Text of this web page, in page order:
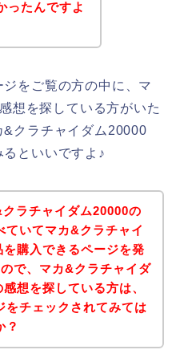
ったんですよ
をご覧の方の中に、マ
想を探している方がいた
&クラチャイダム20000
といいですよ♪
ラチャイダム20000の
ていてマカ&クラチャイ
購入できるページを発
で、マカ&クラチャイダ
想を探している方は、
をチェックされてみては
？